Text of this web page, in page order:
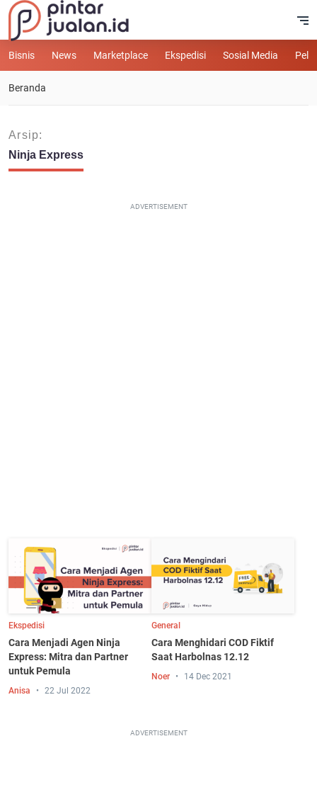
Bisnis News Marketplace Ekspedisi Sosial Media
Beranda
Arsip:
Ninja Express
ADVERTISEMENT
Ekspedisi
Cara Menjadi Agen Ninja
Express: Mitra dan Partner
untuk Pemula
Anisa 22 Jul 2022
General
Cara Menghidari COD Fiktif
Saat Harbolnas 12.12
Noer 14 Dec 2021
ADVERTISEMENT